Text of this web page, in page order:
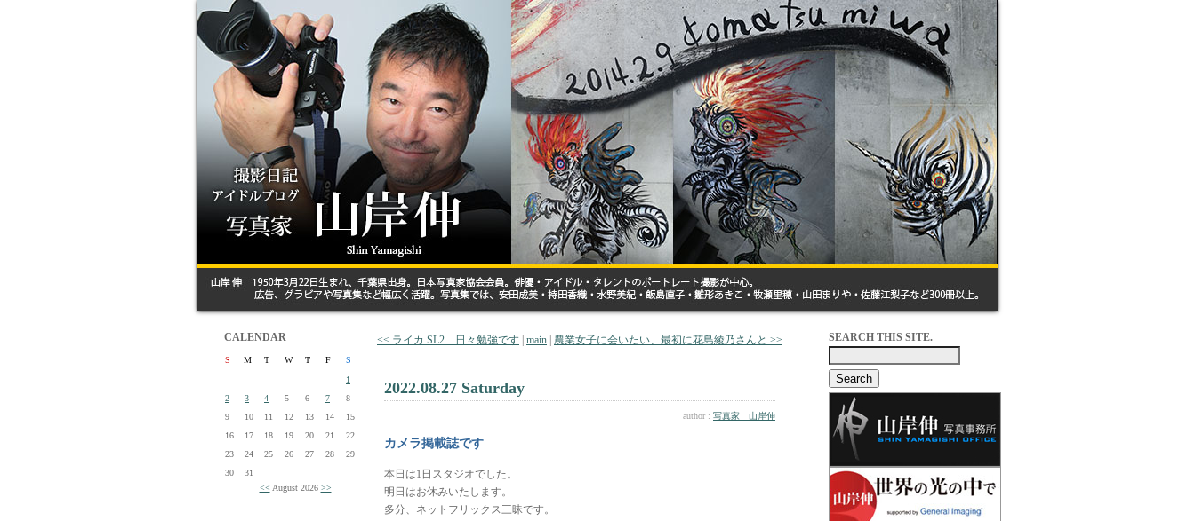
CALENDAR
S M T W T F
S
1
2
3 4 5 6 7
8
9
10 11 12 13 14
15
16
17 18 19 20 21
22
23
24 25 26 27 28
29
30
31
<< August 2026 >>
<< ライカ SL2 日々勉強です main 農業女子に会いたい、最初に花島綾乃さんと >>
2022.08.27 Saturday
author : 写真家 山岸伸
カメラ掲載誌です
本日は1日スタジオでした。
明日はお休みいたします。
多分、ネットフリックス三昧です。
SEARCH THIS SITE.